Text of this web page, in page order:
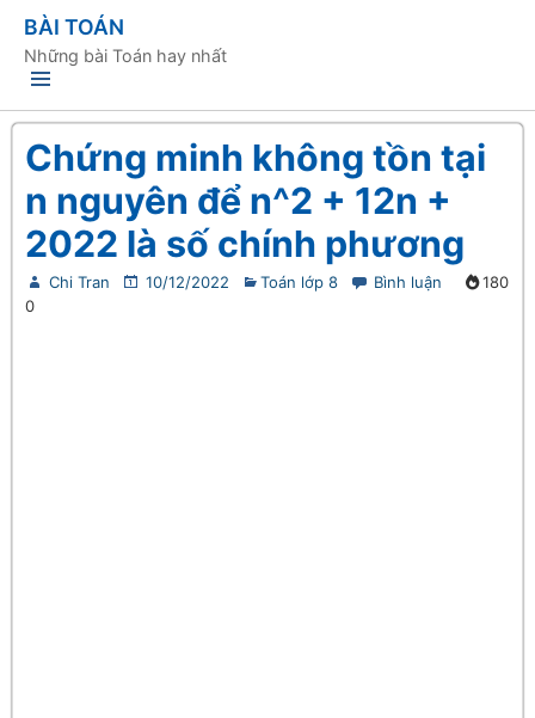
BÀI TOÁN
Những bài Toán hay nhất
Chứng minh không tồn tại
n nguyên để n^2 + 12n +
2022 là số chính phương
Chi Tran 10/12/2022 Toán lớp 8 Bình luận
180
0